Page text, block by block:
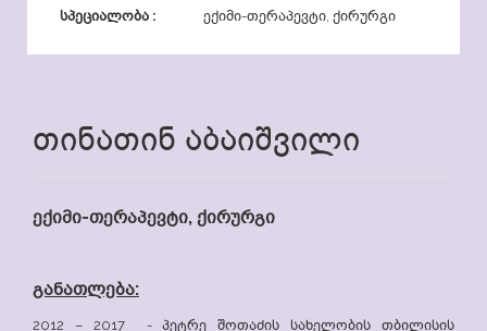
სპეციალობა : ექიმი-თერაპევტი, ქირურგი
თინათინ აბაიშვილი
ექიმი-თერაპევტი, ქირურგი
განათლება:
2012 – 2017 - პეტრე შოთაძის სახელობის თბილისის